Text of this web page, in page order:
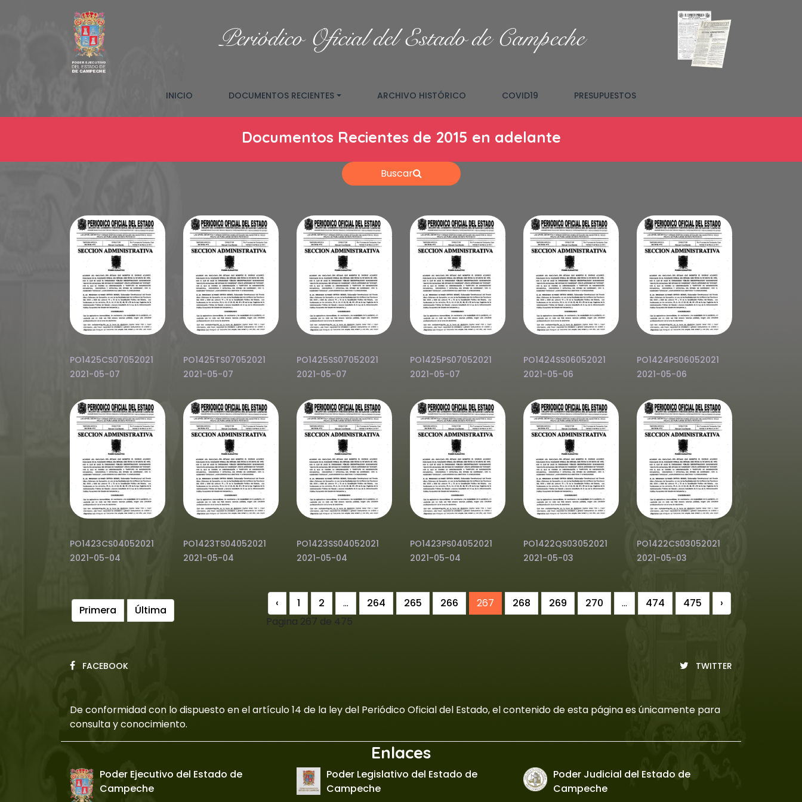
Periódico Oficial del Estado de Campeche
INICIO (CURRENT)DOCUMENTOS RECIENTES ARCHIVO HISTÓRICO COVID19 PRESUPUESTOS
Documentos Recientes de 2015 en adelante
Buscar
PO1425CS07052021
2021-05-07
PO1425TS07052021
2021-05-07
PO1425SS07052021
2021-05-07
PO1425PS07052021
2021-05-07
PO1424SS06052021
2021-05-06
PO1424PS06052021
2021-05-06
PO1423CS04052021
2021-05-04
PO1423TS04052021
2021-05-04
PO1423SS04052021
2021-05-04
PO1423PS04052021
2021-05-04
PO1422QS03052021
2021-05-03
PO1422CS03052021
2021-05-03
Primera Última
‹ 1 2 ... 264 265 266 267 268 269 270 ... 474 475
›
Pagina 267 de 475
FACEBOOK TWITTER
De conformidad con lo dispuesto en el artículo 14 de la ley del Periódico Oficial del Estado, el contenido de esta página es únicamente para
consulta y conocimiento.
Enlaces
Poder Ejecutivo del Estado de
Campeche
Poder Legislativo del Estado de
Campeche
Poder Judicial del Estado de
Campeche